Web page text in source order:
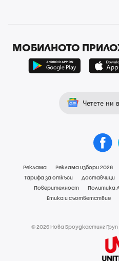
МОБИЛНОТО
Четете ни
Реклама Реклама избори 2026
Тарифа за откъси
Доставчици
Поверителност
Политика
Етика и съответствие
© 2026 Нова Броудкастинг